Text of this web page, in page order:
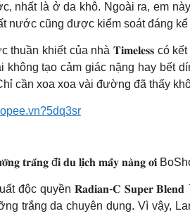
nhất là ở da khô. Ngoài ra, em
nước cũng được kiểm soát đáng
thuần khiết của nhà 𝐓𝐢𝐦𝐞𝐥𝐞𝐬𝐬 có
không tạo cảm giác nặng hay bết
cần xoa xoa vài đường đã thấy
𝐭𝐫𝐚̆́𝐧𝐠 đ𝐢 𝐝𝐮 𝐥𝐢̣𝐜𝐡 𝐦𝐚̂́𝐲 𝐧𝐚̀𝐧𝐠 𝐨̛𝐢
độc quyền 𝐑𝐚𝐝𝐢𝐚𝐧-𝐂 𝐒𝐮𝐩𝐞𝐫
trắng da chuyên dụng. Vì vậy,